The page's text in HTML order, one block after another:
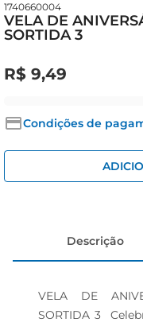
1740660004
VELA DE
SORTIDA 3
R$ 9,49
Condições de
Descrição
VELA DE
SORTIDA 3
queijo
azeite
iogurte
papel higiênico